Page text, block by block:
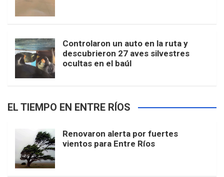
Controlaron un auto en la ruta y
descubrieron 27 aves silvestres
ocultas en el baúl
EL TIEMPO EN ENTRE RÍOS
Renovaron alerta por fuertes
vientos para Entre Ríos